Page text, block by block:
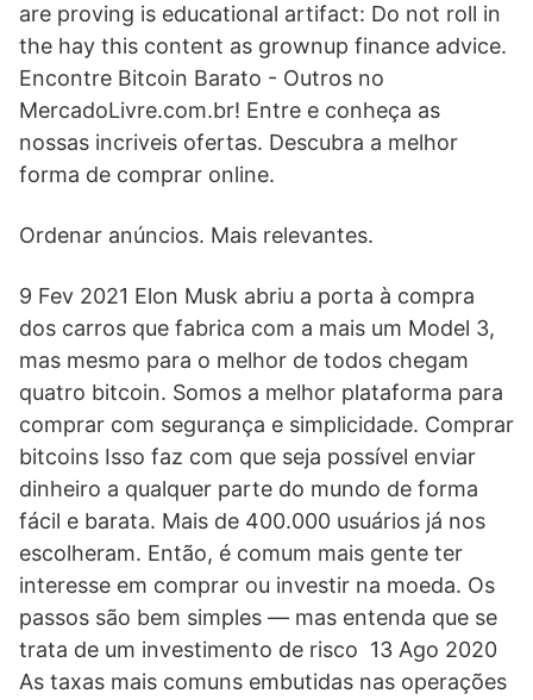
are proving is educational artifact: Do not roll in
the hay this content as grownup finance advice.
Encontre Bitcoin Barato - Outros no
MercadoLivre.com.br! Entre e conheça as
nossas incriveis ofertas. Descubra a melhor
forma de comprar online.
Ordenar anúncios. Mais relevantes.
9 Fev 2021 Elon Musk abriu a porta à compra
dos carros que fabrica com a mais um Model 3,
mas mesmo para o melhor de todos chegam
quatro bitcoin. Somos a melhor plataforma para
comprar com segurança e simplicidade. Comprar
bitcoins Isso faz com que seja possível enviar
dinheiro a qualquer parte do mundo de forma
fácil e barata. Mais de 400.000 usuários já nos
escolheram. Então, é comum mais gente ter
interesse em comprar ou investir na moeda. Os
passos são bem simples — mas entenda que se
trata de um investimento de risco 13 Ago 2020
As taxas mais comuns embutidas nas operações